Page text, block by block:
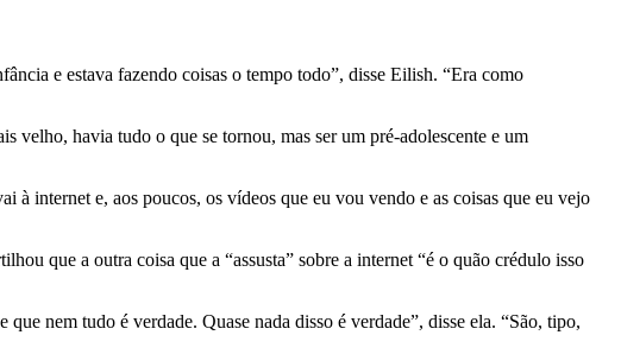
e estava fazendo coisas o tempo todo”, disse Eilish. “Era como
velho, havia tudo o que se tornou, mas ser um pré-adolescente e um
à internet e, aos poucos, os vídeos que eu vou vendo e as coisas que eu vejo
que a outra coisa que a “assusta” sobre a internet “é o quão crédulo isso
nem tudo é verdade. Quase nada disso é verdade”, disse ela. “São, tipo,